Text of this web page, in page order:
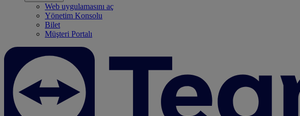
Web uygulamasını aç
Yönetim Konsolu
Bilet
Müşteri Portalı